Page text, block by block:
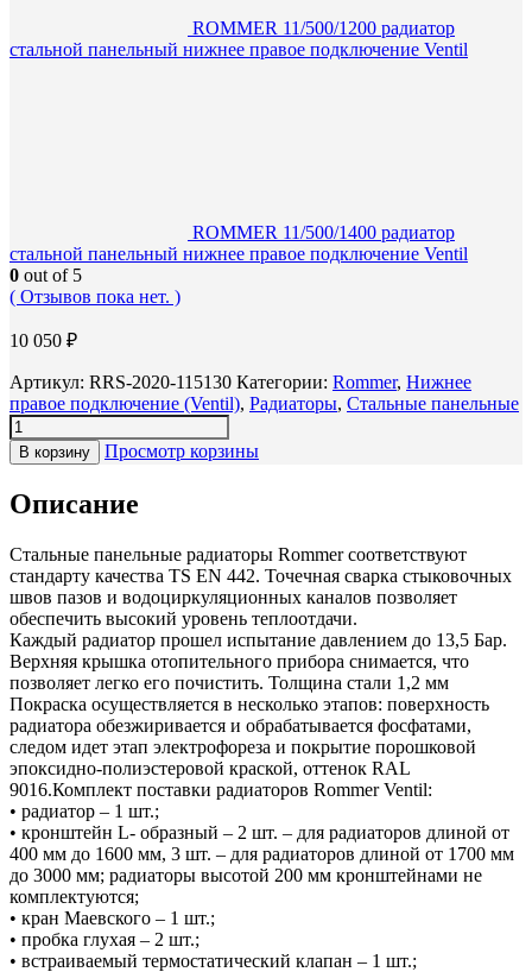
ROMMER 11/500/1200 радиатор
стальной панельный нижнее правое подключение Ventil
ROMMER 11/500/1400 радиатор
стальной панельный нижнее правое подключение Ventil
0 out of 5
( Отзывов пока нет. )
10 050 ₽
Артикул: RRS-2020-115130 Категории: Rommer, Нижнее
правое подключение (Ventil), Радиаторы, Стальные панельные
В корзину Просмотр корзины
Описание
Стальные панельные радиаторы Rommer соответствуют
стандарту качества TS EN 442. Точечная сварка стыковочных
швов пазов и водоциркуляционных каналов позволяет
обеспечить высокий уровень теплоотдачи.
Каждый радиатор прошел испытание давлением до 13,5 Бар.
Верхняя крышка отопительного прибора снимается, что
позволяет легко его почистить. Толщина стали 1,2 мм
Покраска осуществляется в несколько этапов: поверхность
радиатора обезжиривается и обрабатывается фосфатами,
следом идет этап электрофореза и покрытие порошковой
эпоксидно-полиэстеровой краской, оттенок RAL
9016.Комплект поставки радиаторов Rommer Ventil:
• радиатор – 1 шт.;
• кронштейн L- образный – 2 шт. – для радиаторов длиной от
400 мм до 1600 мм, 3 шт. – для радиаторов длиной от 1700 мм
до 3000 мм; радиаторы высотой 200 мм кронштейнами не
комплектуются;
• кран Маевского – 1 шт.;
• пробка глухая – 2 шт.;
• встраиваемый термостатический клапан – 1 шт.;